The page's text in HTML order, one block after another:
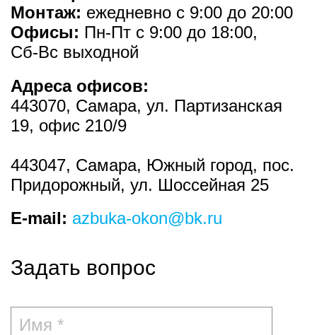
Монтаж: ежедневно с 9:00 до 20:00
Офисы: Пн-Пт с 9:00 до 18:00,
Сб-Вс выходной
Адреса офисов:
443070, Самара, ул. Партизанская
19, офис 210/9
443047, Самара, Южный город, пос.
Придорожный, ул. Шоссейная 25
E-mail: azbuka-okon@bk.ru
Задать вопрос